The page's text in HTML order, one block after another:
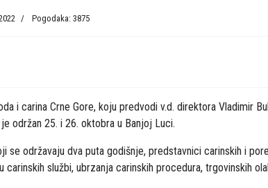
Pogodaka: 3875
i carina Crne Gore, koju predvodi v.d. direktora Vladimir
održan 25. i 26. oktobra u Banjoj Luci.
se održavaju dva puta godišnje, predstavnici carinskih i
carinskih službi, ubrzanja carinskih procedura, trgovinskih